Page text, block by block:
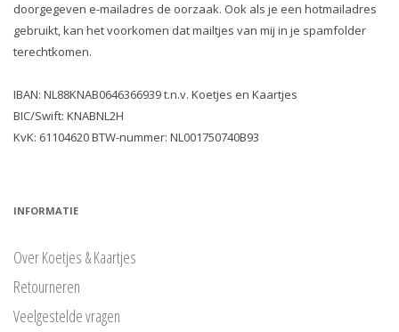
doorgegeven e-mailadres de oorzaak. Ook als je een hotmailadres
gebruikt, kan het voorkomen dat mailtjes van mij in je spamfolder
terechtkomen.
IBAN: NL88KNAB0646366939 t.n.v. Koetjes en Kaartjes
BIC/Swift: KNABNL2H
KvK: 61104620 BTW-nummer: NL001750740B93
INFORMATIE
Over Koetjes & Kaartjes
Retourneren
Veelgestelde vragen